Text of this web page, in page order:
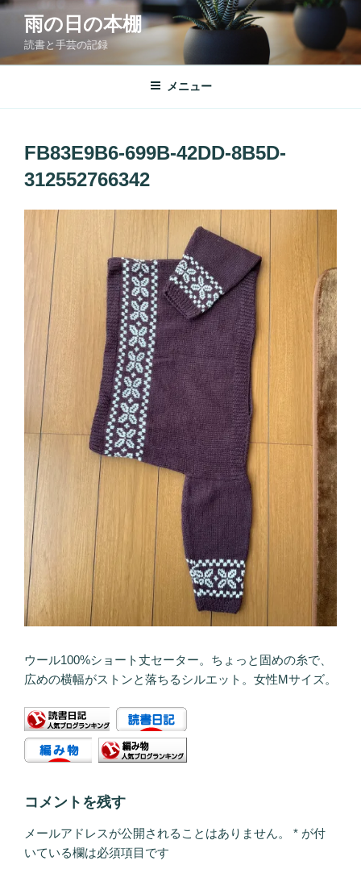
コ
ン
へ
雨の日の本棚
読書と手芸の記録
メニュー
FB83E9B6-699B-42DD-8B5D-
312552766342
ウール100%ショート丈セーター。ちょっと固めの糸で、
広めの横幅がストンと落ちるシルエット。女性Mサイズ。
コメントを残す
メールアドレスが公開されることはありません。 * が付
いている欄は必須項目です